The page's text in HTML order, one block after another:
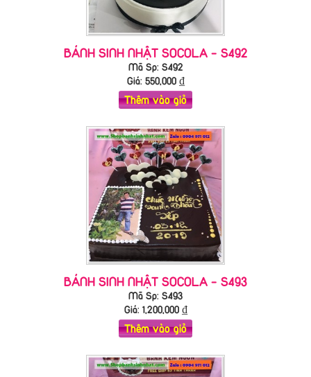
BÁNH SINH NHẬT SOCOLA - S492
Mã Sp: S492
Giá: 550,000₫
Thêm vào giỏ
BÁNH SINH NHẬT SOCOLA - S493
Mã Sp: S493
Giá: 1,200,000₫
Thêm vào giỏ